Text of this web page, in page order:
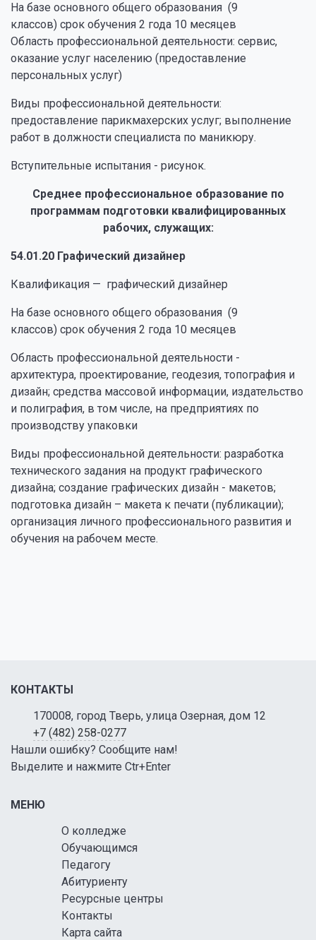
На базе основного общего образования (9
классов) срок обучения 2 года 10 месяцев
Область профессиональной деятельности: сервис,
оказание услуг населению (предоставление
персональных услуг)
Виды профессиональной деятельности:
предоставление парикмахерских услуг; выполнение
работ в должности специалиста по маникюру.
Вступительные испытания - рисунок.
Среднее профессиональное образование по
программам подготовки квалифицированных
рабочих, служащих:
54.01.20 Графический дизайнер
Квалификация — графический дизайнер
На базе основного общего образования (9
классов) срок обучения 2 года 10 месяцев
Область профессиональной деятельности -
архитектура, проектирование, геодезия, топография и
дизайн; средства массовой информации, издательство
и полиграфия, в том числе, на предприятиях по
производству упаковки
Виды профессиональной деятельности: разработка
технического задания на продукт графического
дизайна; создание графических дизайн - макетов;
подготовка дизайн – макета к печати (публикации);
организация личного профессионального развития и
обучения на рабочем месте.
КОНТАКТЫ
170008, город Тверь, улица Озерная, дом 12
+7 (482) 258-0277
Нашли ошибку? Сообщите нам!
Выделите и нажмите Ctr+Enter
МЕНЮ
О колледже
Обучающимся
Педагогу
Абитуриенту
Ресурсные центры
Контакты
Карта сайта